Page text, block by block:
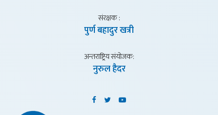
संरक्षक :
पुर्ण बहादुर खत्री
अन्तराष्ट्रिय संयाेजक:
नुरुल हैदर